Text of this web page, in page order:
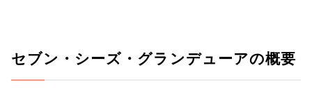
セブン・シーズ・グランデューアの概要